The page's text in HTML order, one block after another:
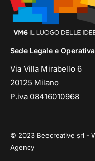
Sede Legale e Operativa
Via Villa Mirabello 6
20125 Milano
P.iva 08416010968
© 2023 Beecreative srl -
Agency